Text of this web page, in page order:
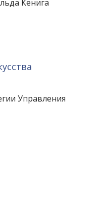
Кенига
Управления